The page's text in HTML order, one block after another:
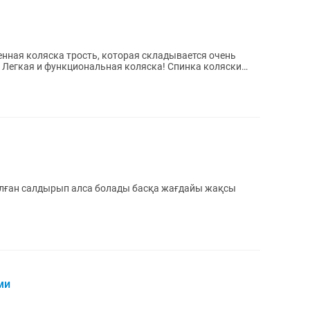
коляска трость, которая складывается очень
и функциональная коляска! Спинка коляски
салдырып алса болады басқа жағдайы жақсы